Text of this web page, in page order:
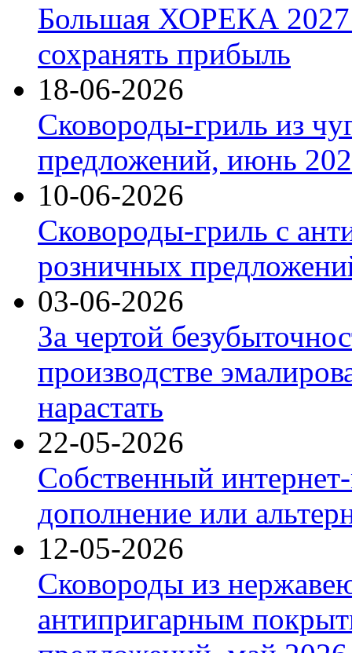
Большая ХОРЕКА 2027:
сохранять прибыль
18-06-2026
Сковороды-гриль из
предложений, июнь
10-06-2026
Сковороды-гриль с
розничных
03-06-2026
За чертой
производстве
нарастать
22-05-2026
Собственный
дополнение или
12-05-2026
Сковороды из
антипригарным